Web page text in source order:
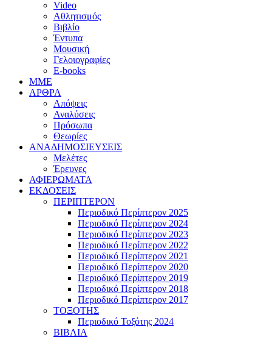
Video
Αθλητισμός
Βιβλίο
Έντυπα
Μουσική
Γελοιογραφίες
E-books
MME
ΑΡΘΡΑ
Απόψεις
Αναλύσεις
Πρόσωπα
Θεωρίες
ΑΝΑΔΗΜΟΣΙΕΥΣΕΙΣ
Μελέτες
Έρευνες
ΑΦΙΕΡΩΜΑΤΑ
ΕΚΔΟΣΕΙΣ
ΠΕΡΙΠΤΕΡΟΝ
Περιοδικό Περίπτερον 2025
Περιοδικό Περίπτερον 2024
Περιοδικό Περίπτερον 2023
Περιοδικό Περίπτερον 2022
Περιοδικό Περίπτερον 2021
Περιοδικό Περίπτερον 2020
Περιοδικό Περίπτερον 2019
Περιοδικό Περίπτερον 2018
Περιοδικό Περίπτερον 2017
ΤΟΞΟΤΗΣ
Περιοδικό Τοξότης 2024
ΒΙΒΛΙΑ